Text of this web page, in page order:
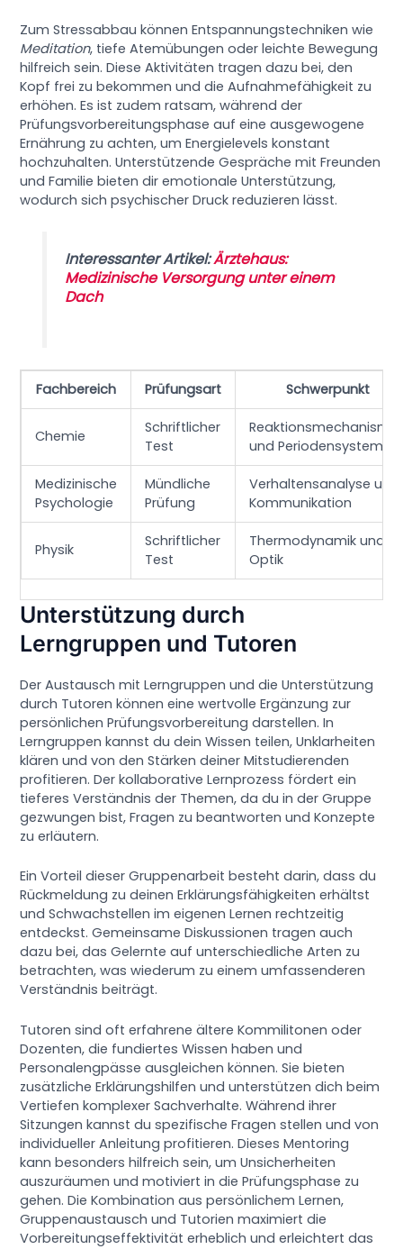
Zum Stressabbau können Entspannungstechniken wie
Meditation, tiefe Atemübungen oder leichte Bewegung
hilfreich sein. Diese Aktivitäten tragen dazu bei, den
Kopf frei zu bekommen und die Aufnahmefähigkeit zu
erhöhen. Es ist zudem ratsam, während der
Prüfungsvorbereitungsphase auf eine ausgewogene
Ernährung zu achten, um Energielevels konstant
hochzuhalten. Unterstützende Gespräche mit Freunden
und Familie bieten dir emotionale Unterstützung,
wodurch sich psychischer Druck reduzieren lässt.
Interessanter Artikel:Ärztehaus:
Medizinische Versorgung unter einem
Dach
Fachbereich Prüfungsart Schwerpunkt
Chemie
Schriftlicher
Test
und Periodensystem
Medizinische
Psychologie
Mündliche
Prüfung
Verhaltensanalyse und
Kommunikation
Physik
Schriftlicher
Test
Thermodynamik und
Optik
Unterstützung durch
Lerngruppen und Tutoren
Der Austausch mit Lerngruppen und die Unterstützung
durch Tutoren können eine wertvolle Ergänzung zur
persönlichen Prüfungsvorbereitung darstellen. In
Lerngruppen kannst du dein Wissen teilen, Unklarheiten
klären und von den Stärken deiner Mitstudierenden
profitieren. Der kollaborative Lernprozess fördert ein
tieferes Verständnis der Themen, da du in der Gruppe
gezwungen bist, Fragen zu beantworten und Konzepte
zu erläutern.
Ein Vorteil dieser Gruppenarbeit besteht darin, dass du
Rückmeldung zu deinen Erklärungsfähigkeiten erhältst
und Schwachstellen im eigenen Lernen rechtzeitig
entdeckst. Gemeinsame Diskussionen tragen auch
dazu bei, das Gelernte auf unterschiedliche Arten zu
betrachten, was wiederum zu einem umfassenderen
Verständnis beiträgt.
Tutoren sind oft erfahrene ältere Kommilitonen oder
Dozenten, die fundiertes Wissen haben und
Personalengpässe ausgleichen können. Sie bieten
zusätzliche Erklärungshilfen und unterstützen dich beim
Vertiefen komplexer Sachverhalte. Während ihrer
Sitzungen kannst du spezifische Fragen stellen und von
individueller Anleitung profitieren. Dieses Mentoring
kann besonders hilfreich sein, um Unsicherheiten
auszuräumen und motiviert in die Prüfungsphase zu
gehen. Die Kombination aus persönlichem Lernen,
Gruppenaustausch und Tutorien maximiert die
Vorbereitungseffektivität erheblich und erleichtert das